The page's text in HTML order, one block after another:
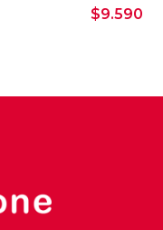
$9.590